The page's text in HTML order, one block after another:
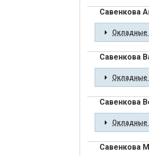
Савенкова
Окладные
Савенкова
Окладные
Савенкова
Окладные
Савенкова